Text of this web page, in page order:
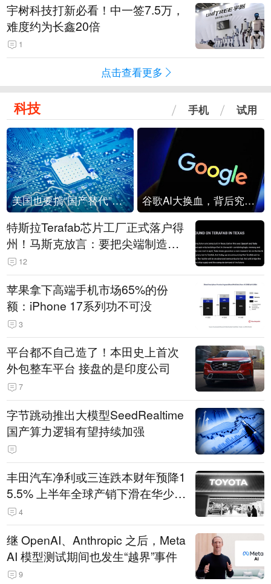
宇树科技打新必看！中一签7.5万，
难度约为长鑫20倍
1
点击查看更多
科技 手机 试用
美国也要搞“国产替代”？先算清三笔账 谷歌AI大换血，背后究竟发生了什么？
特斯拉Terafab芯片工厂正式落户得
州！马斯克放言：要把尖端制造带
回美国
12
苹果拿下高端手机市场65%的份
额：iPhone 17系列功不可没
3
平台都不自己造了！本田史上首次
外包整车平台 接盘的是印度公司
7
字节跳动推出大模型SeedRealtime
国产算力逻辑有望持续加强
丰田汽车净利或三连跌本财年预降1
5.5% 上半年全球产销下滑在华少卖
14.3万辆
4
继 OpenAI、Anthropic 之后，Meta
AI 模型测试期间也发生“越界”事件
9